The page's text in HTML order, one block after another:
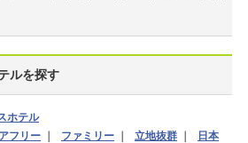
ルを探す
ホテル
フリー ｜ ファミリー ｜ 立地抜群 ｜
日本